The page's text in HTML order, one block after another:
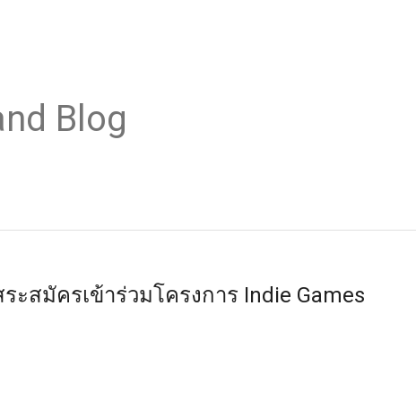
Blog
สมัครเข้าร่วมโครงการ Indie Games